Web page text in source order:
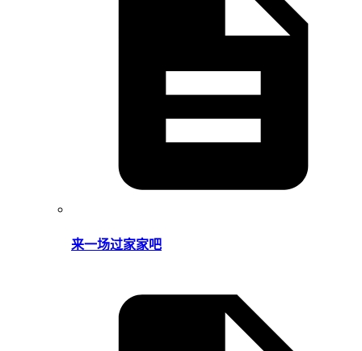
来一场过家家吧